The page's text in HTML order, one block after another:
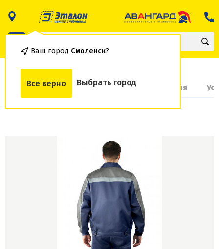
Ваш город Смоленск?
Все верно Выбрать город
О товаре Доставка и оплата Гарантия